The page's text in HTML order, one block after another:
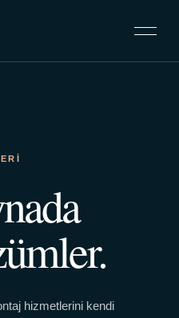
hizmetlerini kendi